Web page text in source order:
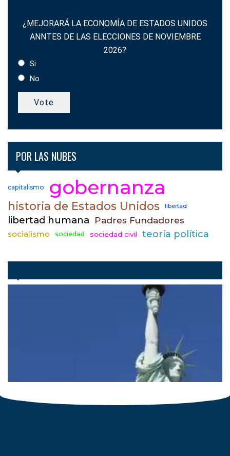
¿MEJORARÁ LA ECONOMÍA DE ESTADOS UNIDOS
ANNTES DE LAS ELECCIONES DE NOVIEMBRE
2026?
Si
No
Vote
POR LAS NUBES
capitalismo gobernanza
historia de Estados Unidos libertad
libertad humana Padres Fundadores
socialismo sociedad sociedad civil teoría política